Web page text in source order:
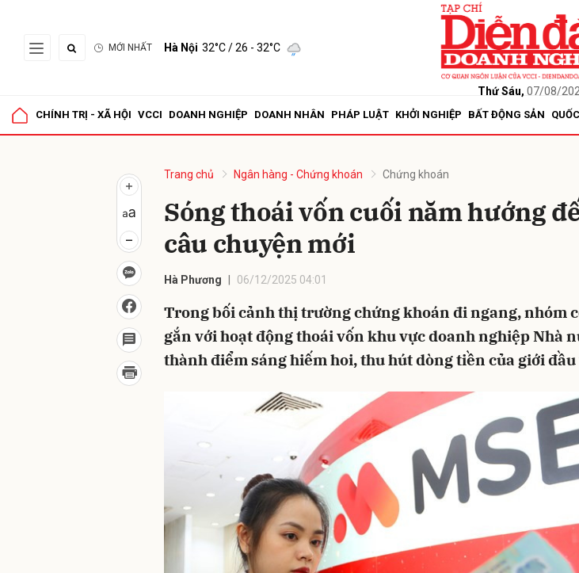
MỚI NHẤT Hà Nội 32°C/ 26 - 32°C
Thứ Sáu, 07/08/
CHÍNH TRỊ - XÃ HỘI VCCI DOANH NGHIỆP DOANH NHÂN PHÁP LUẬT KHỞI NGHIỆP BẤT ĐỘNG SẢN
Trang chủ Ngân hàng - Chứng khoán Chứng khoán
Sóng thoái vốn cuối năm hướng
câu chuyện mới
Hà Phương 06/12/2025 04:01
Trong bối cảnh thị trường chứng khoán đi ngang, nhóm
gắn với hoạt động thoái vốn khu vực doanh nghiệp Nhà
thành điểm sáng hiếm hoi, thu hút dòng tiền của giới đầu